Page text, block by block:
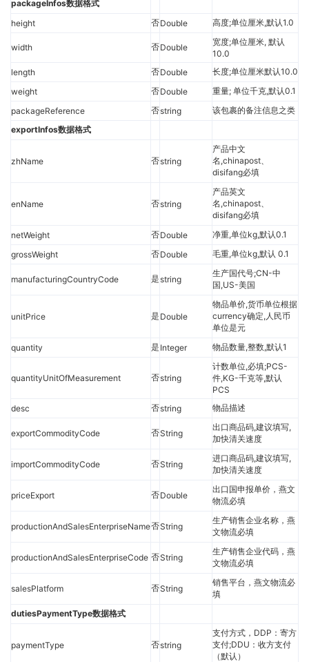
packageInfos数据格式
height
否Double 高度;单位厘米,默认1.0
width 否Double
宽度;单位厘米, 默认
10.0
length
否Double
长度;单位厘米默认10.0
weight
否Double
重量; 单位千克,默认0.1
packageReference
否string
该包裹的备注信息之类
exportInfos数据格式
zhName 否string
产品中文
名,chinapost、
disifang必填
enName 否string
产品英文
名,chinapost、
disifang必填
netWeight
否Double
净重,单位kg,默认0.1
grossWeight
否Double 毛重,单位kg,默认 0.1
manufacturingCountryCode 是string
生产国代号;CN-中
国,US-美国
unitPrice 是 Double
物品单价,货币单位根据
currency确定,人民币
单位是元
quantity
是 Integer 物品数量,整数,默认1
quantityUnitOfMeasurement 否string
计数单位,必填;PCS-
件,KG-千克等,默认
PCS
desc
否string 物品描述
exportCommodityCode 否String
出口商品码,建议填写,
加快清关速度
importCommodityCode 否String
进口商品码,建议填写,
加快清关速度
priceExport 否Double
出口国申报单价，燕文
物流必填
productionAndSalesEnterpriseName否String
生产销售企业名称，燕
文物流必填
productionAndSalesEnterpriseCode 否String
生产销售企业代码，燕
文物流必填
salesPlatform 否String
销售平台，燕文物流必
填
dutiesPaymentType数据格式
paymentType 否string
支付方式，DDP：寄方
支付;DDU：收方支付
（默认）